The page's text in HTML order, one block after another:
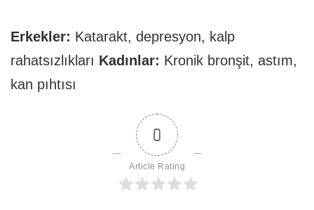
Erkekler: Katarakt, depresyon, kalp
rahatsızlıkları Kadınlar: Kronik bronşit, astım,
kan pıhtısı
0
Article Rating